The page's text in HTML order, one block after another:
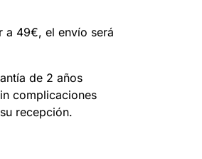
a 49€, el envío será
de 2 años
complicaciones
recepción.